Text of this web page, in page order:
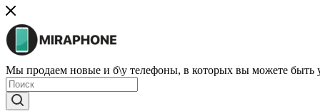
Мы продаем новые и б\у телефоны, в которых вы можете быть